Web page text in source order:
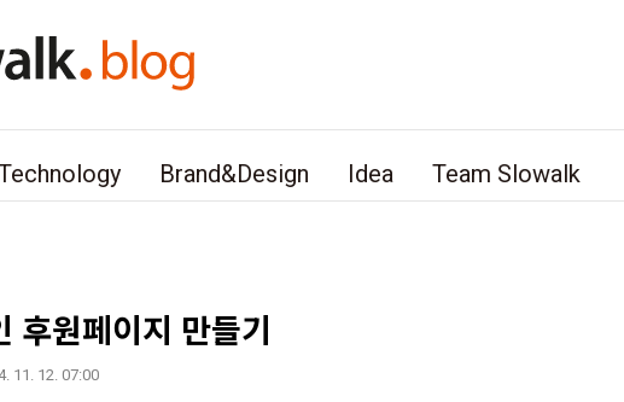
Brand&Design Idea Team Slowalk
후원페이지 만들기
11. 12. 07:00